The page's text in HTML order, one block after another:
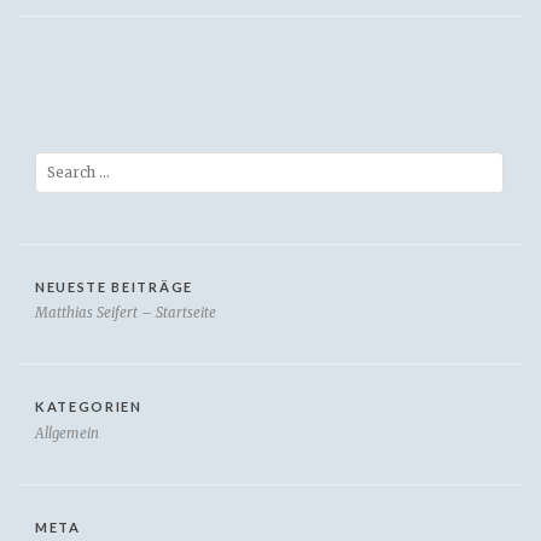
Search
NEUESTE BEITRÄGE
Matthias Seifert – Startseite
KATEGORIEN
Allgemein
META